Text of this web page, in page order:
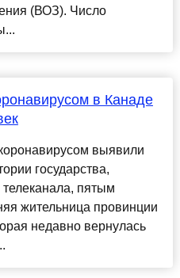
(ВОЗ). Число
в Канаде
выявили
государства,
пятым
жительница провинции
недавно вернулась